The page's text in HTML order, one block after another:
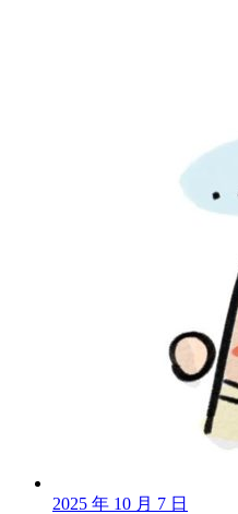
2025 年 10 月 7 日